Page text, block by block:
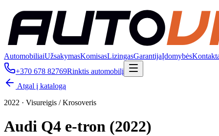
AutomobiliaiUžsakymasKomisasLizingasGarantijaĮdomybės
+370 678 82769Rinktis automobilį
Atgal į katalogą
2022 · Visureigis / Krosoveris
Audi Q4 e-tron (2022)